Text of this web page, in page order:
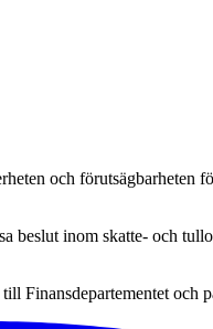
och förutsägbarheten
beslut inom skatte- och
Finansdepartementet och